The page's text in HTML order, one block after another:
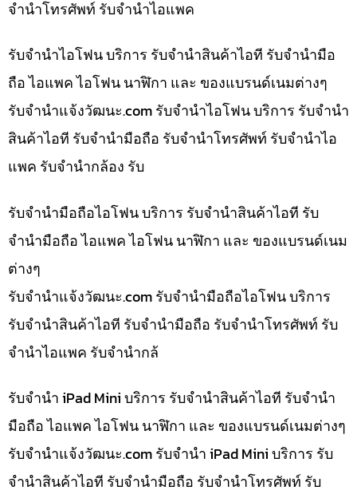
จำนำโทรศัพท์ รับจำนำไอแพค
รับจำนำไอโฟน บริการ รับจำนำสินค้าไอที รับจำนำมือ
ถือ ไอแพค ไอโฟน นาฬิกา และ ของแบรนด์เนมต่างๆ
รับจํานําแจ้งวัฒนะ.com รับจำนำไอโฟน บริการ รับจำนำ
สินค้าไอที รับจำนำมือถือ รับจำนำโทรศัพท์ รับจำนำไอ
แพค รับจำนำกล้อง รับ
รับจำนำมือถือไอโฟน บริการ รับจำนำสินค้าไอที รับ
จำนำมือถือ ไอแพค ไอโฟน นาฬิกา และ ของแบรนด์เนม
ต่างๆ
รับจํานําแจ้งวัฒนะ.com รับจำนำมือถือไอโฟน บริการ
รับจำนำสินค้าไอที รับจำนำมือถือ รับจำนำโทรศัพท์ รับ
จำนำไอแพค รับจำนำกล้
รับจำนำ iPad Mini บริการ รับจำนำสินค้าไอที รับจำนำ
มือถือ ไอแพค ไอโฟน นาฬิกา และ ของแบรนด์เนมต่างๆ
รับจํานําแจ้งวัฒนะ.com รับจำนำ iPad Mini บริการ รับ
จำนำสินค้าไอที รับจำนำมือถือ รับจำนำโทรศัพท์ รับ